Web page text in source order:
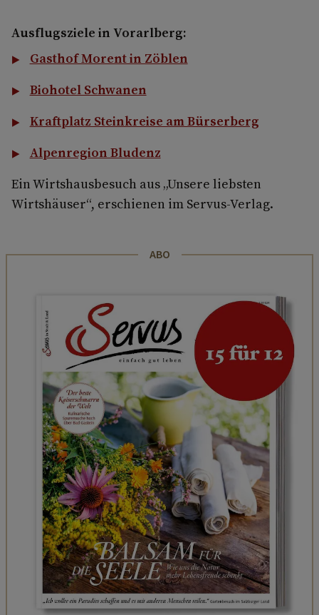
Ausflugsziele in Vorarlberg:
Gasthof Morent in Zöblen
Biohotel Schwanen
Kraftplatz Steinkreise am Bürserberg
Alpenregion Bludenz
Ein Wirtshausbesuch aus „Unsere liebsten
Wirtshäuser“, erschienen im Servus-Verlag.
ABO